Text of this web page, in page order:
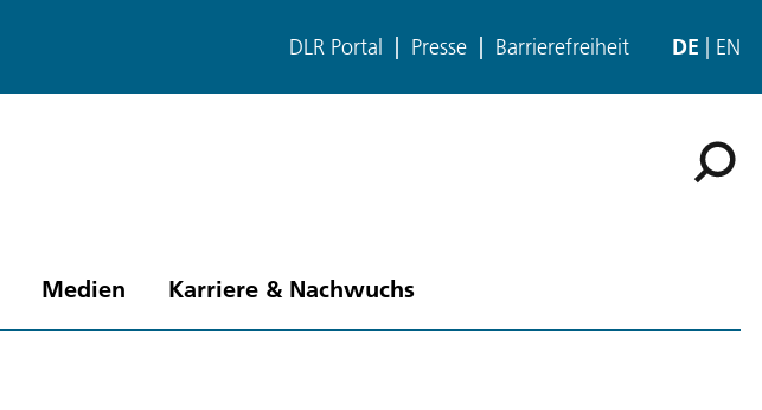
DLR Portal Presse Barrierefreiheit DE EN
Medien Karriere & Nachwuchs